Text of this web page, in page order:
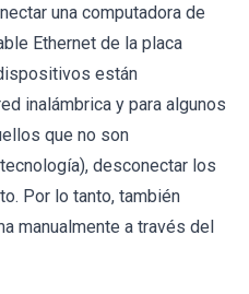
una computadora de
Ethernet de la placa
están
inalámbrica y para algunos
que no son
desconectar los
Por lo tanto, también
manualmente a través del